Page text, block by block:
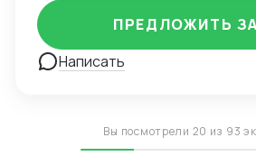
организация и внедрение ВЭД с
консультирование и разработка
внедрения ВЭД в компанию
сопровождение международной
Написать
ПРЕДЛОЖИТЬ
Вы посмотрели 20 из 93